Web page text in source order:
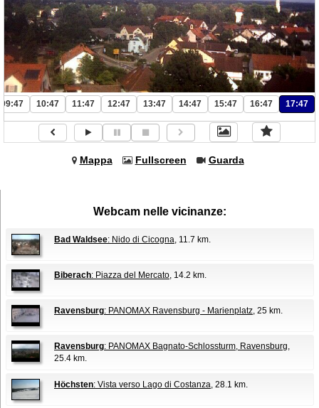
09:47 10:47 11:47 12:47 13:47 14:47 15:47 16:47 17:47
Mappa Fullscreen Guarda
Webcam nelle vicinanze:
Bad Waldsee: Nido di Cicogna, 11.7 km.
Biberach: Piazza del Mercato, 14.2 km.
Ravensburg: PANOMAX Ravensburg - Marienplatz, 25 km.
Ravensburg: PANOMAX Bagnato-Schlossturm, Ravensburg,
25.4 km.
Höchsten: Vista verso Lago di Costanza, 28.1 km.